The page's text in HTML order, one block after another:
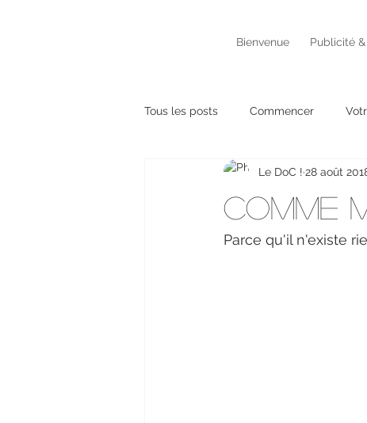
Bienvenue Publicité
Tous les posts Commencer
Comme
Le DoC ! 28 août
Parce qu'il n'existe